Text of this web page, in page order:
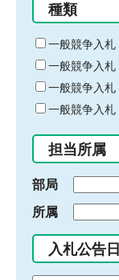
る
キ
ー
ワ
ー
ド
入
力
種類
一般競争入札
一般競争入札
一般競争入札
一般競争入札
担当所属
部局
所属
入札公告日